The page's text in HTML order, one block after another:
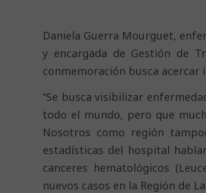
Daniela Guerra Mourguet,
y encargada de Gestión de
conmemoración busca
“Se busca visibilizar
todo el mundo, pero que
Nosotros como región
estadísticas del hospital
canceres hematológicos
nuevos casos en la Región de